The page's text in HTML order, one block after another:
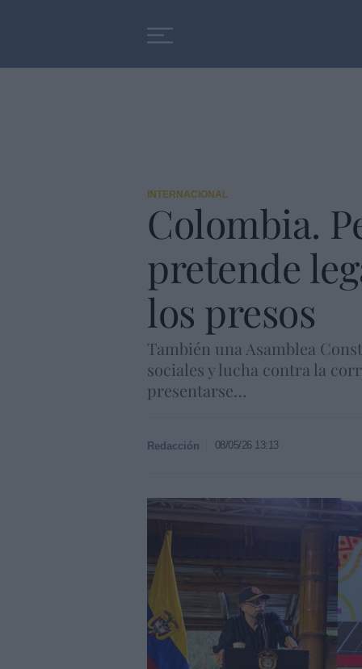
INTERNACIONAL
Colombia.
pretende
los presos
También una Asamblea
sociales y lucha contra la
presentarse…
Redacción 08/05/26 13:13